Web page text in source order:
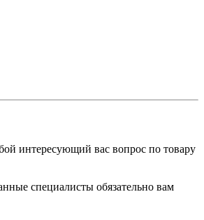
интересующий вас вопрос по товару
специалисты обязательно вам